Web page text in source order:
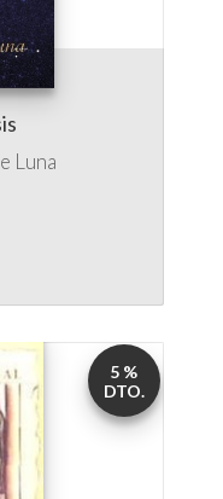
Luna
5 %
DTO.